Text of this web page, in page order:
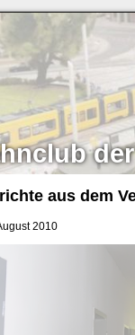
der
aus dem
2010